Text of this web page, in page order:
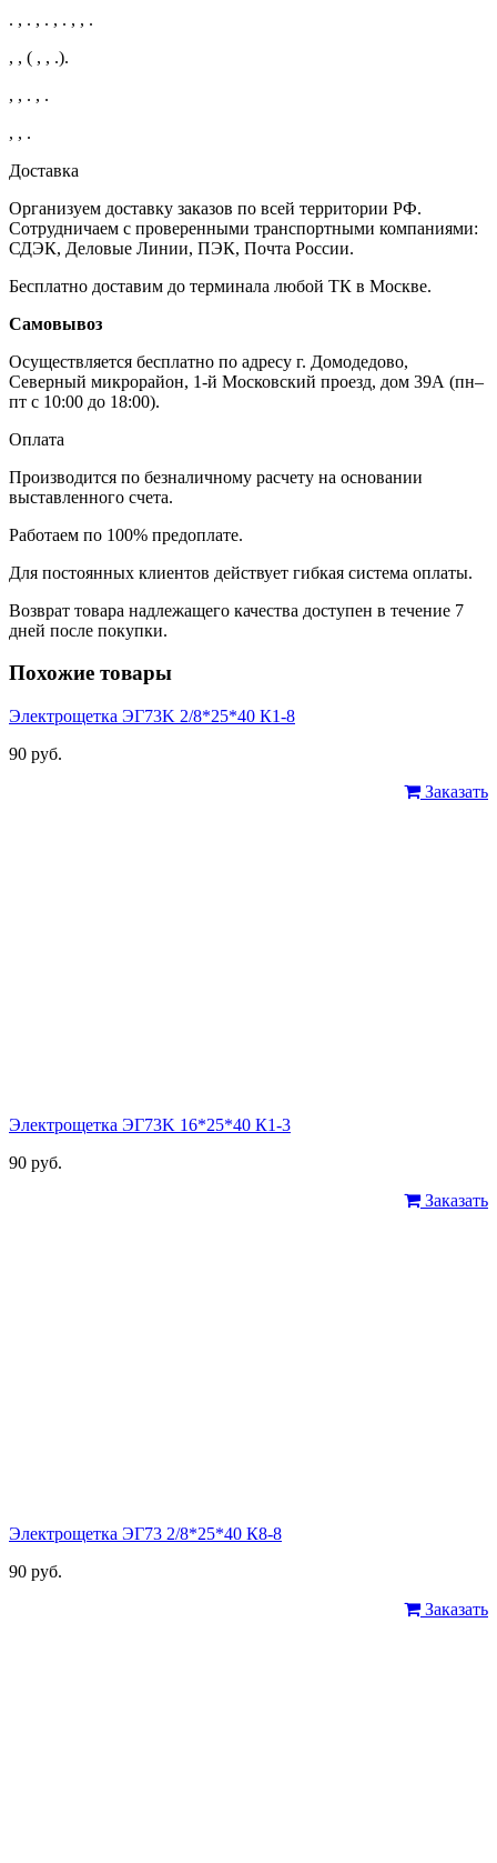
. , . , . , . , , .
, , ( , , .).
, , . , .
, , .
Доставка
Организуем доставку заказов по всей территории РФ.
Сотрудничаем с проверенными транспортными компаниями:
СДЭК, Деловые Линии, ПЭК, Почта России.
Бесплатно доставим до терминала любой ТК в Москве.
Самовывоз
Осуществляется бесплатно по адресу г. Домодедово,
Северный микрорайон, 1-й Московский проезд, дом 39А (пн–
пт с 10:00 до 18:00).
Оплата
Производится по безналичному расчету на основании
выставленного счета.
Работаем по 100% предоплате.
Для постоянных клиентов действует гибкая система оплаты.
Возврат товара надлежащего качества доступен в течение 7
дней после покупки.
Похожие товары
Электрощетка ЭГ73K 2/8*25*40 К1-8
90 руб.
Заказать
Электрощетка ЭГ73K 16*25*40 К1-3
90 руб.
Заказать
Электрощетка ЭГ73 2/8*25*40 К8-8
90 руб.
Заказать